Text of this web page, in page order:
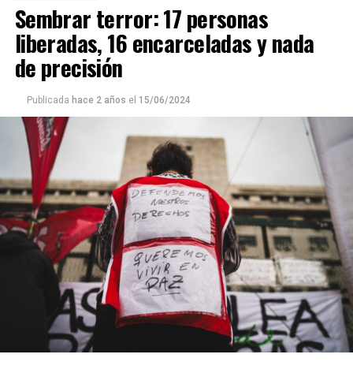
Sembrar terror: 17 personas
liberadas, 16 encarceladas y nada
de precisión
Publicada hace 2 años el 15/06/2024